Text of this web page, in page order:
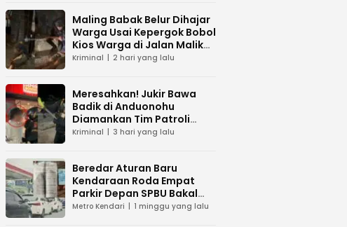
Maling Babak Belur Dihajar
Warga Usai Kepergok Bobol
Kios Warga di Jalan Malik
Raya Mandonga
Kriminal 2 hari yang lalu
Meresahkan! Jukir Bawa
Badik di Anduonohu
Diamankan Tim Patroli
Polresta Kendari
Kriminal 3 hari yang lalu
Beredar Aturan Baru
Kendaraan Roda Empat
Parkir Depan SPBU Bakal
Dikenakan Pungutan Karcis
Metro Kendari 1 minggu yang lalu